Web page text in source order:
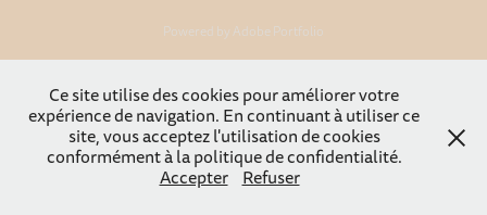
Powered by Adobe Portfolio
Ce site utilise des cookies pour améliorer votre
expérience de navigation. En continuant à utiliser ce
site, vous acceptez l'utilisation de cookies
conformément à la politique de confidentialité.
Accepter
Refuser